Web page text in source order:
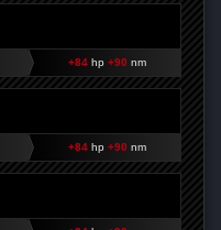
+84hp +90 nm
+84hp +90 nm